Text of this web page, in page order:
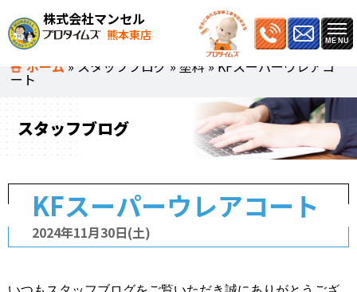
株式会社マンセル
熊本東店
ホーム » スタッフブログ »塗料 » KFスーパーウレアコ
ート
スタッフブログ
KFスーパーウレアコート
2024年11月30日(土)